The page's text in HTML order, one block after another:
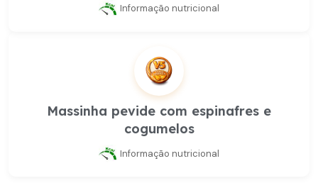
Informação nutricional
Massinha pevide com espinafres e
cogumelos
Informação nutricional